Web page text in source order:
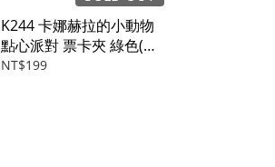
K244 卡娜赫拉的小動物
點心派對 票卡夾 綠色(和
菓子)
NT$199